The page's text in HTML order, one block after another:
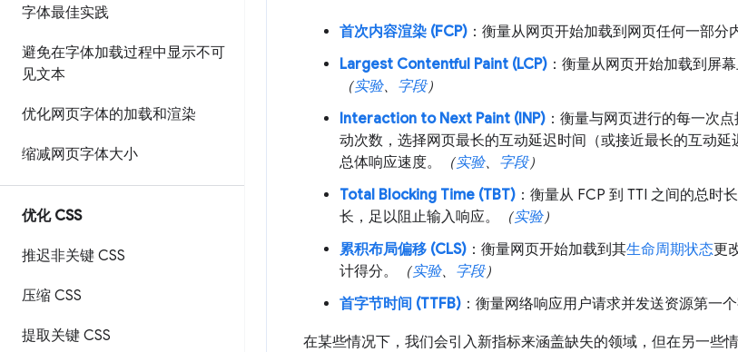
字体最佳实践
避免在字体加载过程中显示不可
见文本
优化网页字体的加载和渲染
缩减网页字体大小
优化 CSS
推迟非关键 CSS
压缩 CSS
提取关键 CSS
首次内容渲染 (FCP) ：衡量从网页开始加载到网页任何一部分
Largest Contentful Paint (LCP) ：衡量从网页开始加载到屏
（实验、 字段）
Interaction to Next Paint (INP) ：衡量与网页进行的每一次
动次数，选择网页最长的互动延迟时间（或接近最长的互动
总体响应速度。
（实验、 字段）
Total Blocking Time (TBT) ：衡量从 FCP 到 TTI 之间的总时
长，足以阻止输入响应。
（实验）
累积布局偏移 (CLS) ：衡量网页开始加载到其生命周期状态更
计得分。
（实验、 字段）
首字节时间 (TTFB) ：衡量网络响应用户请求并发送资源第一
在某些情况下，我们会引入新指标来涵盖缺失的领域，但在另一些